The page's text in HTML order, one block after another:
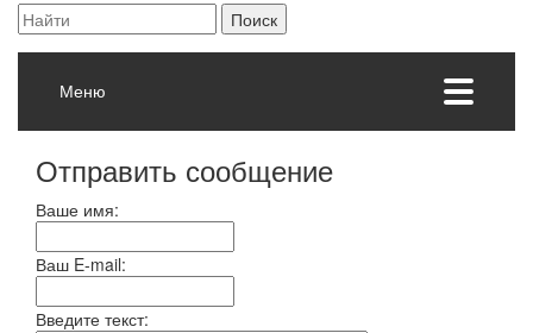
Меню
Отправить сообщение
Ваше имя:
Ваш E-mail:
Введите текст: